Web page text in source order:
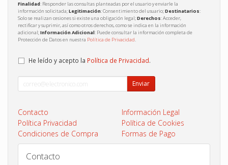
Finalidad: Responder las consultas planteadas por el usuario y enviarle la
información solicitada;Legitimación: Consentimiento del usuario;Destinatarios:
Solo se realizan cesiones si existe una obligación legal;Derechos: Acceder,
rectificar y suprimir, así como otros derechos, como se indica en la información
adicional;Información Adicional: Puede consultar la información completa de
Protección de Datos en nuestra Política de Privacidad.
He leído y acepto la Política de Privacidad.
Enviar
Contacto
Información Legal
Política Privacidad
Política de Cookies
Condiciones de Compra
Formas de Pago
Contacto